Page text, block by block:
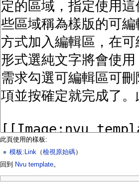
此頁使用的樣板:
模板:Link（檢視原始碼）
回到
Nvu template。